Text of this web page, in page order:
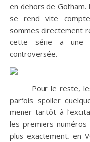
en dehors de Gotham.
se rend vite
sommes directement
cette série a une
controversée.
Pour le reste,
parfois spoiler
mener tantôt à
les premiers numéros
plus exactement, en